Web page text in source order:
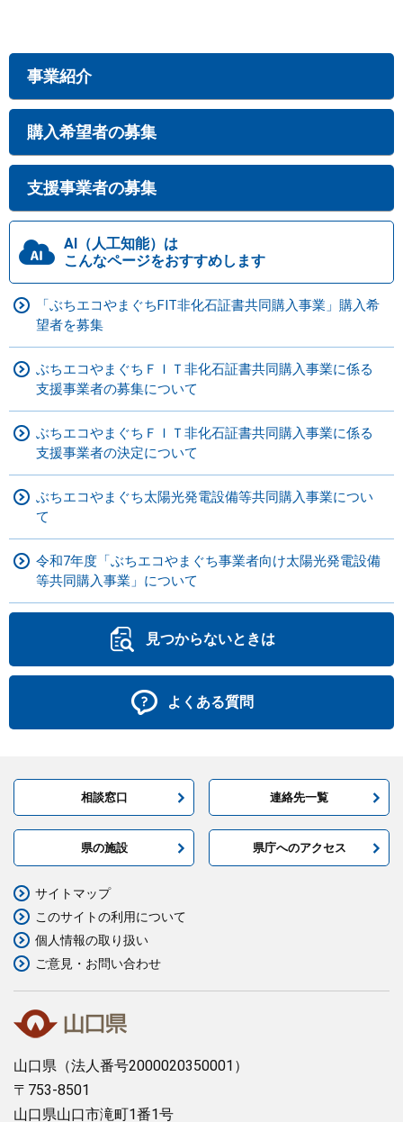
事業紹介
購入希望者の募集
支援事業者の募集
AI（人工知能）は
こんなページをおすすめします
「ぶちエコやまぐちFIT非化石証書共同購入事業」購入希
望者を募集
ぶちエコやまぐちＦＩＴ非化石証書共同購入事業に係る
支援事業者の募集について
ぶちエコやまぐちＦＩＴ非化石証書共同購入事業に係る
支援事業者の決定について
ぶちエコやまぐち太陽光発電設備等共同購入事業につい
て
令和7年度「ぶちエコやまぐち事業者向け太陽光発電設備
等共同購入事業」について
見つからないときは
よくある質問
相談窓口 連絡先一覧
県の施設 県庁へのアクセス
山口県 （法人番号2000020350001）
〒753-8501
山口県山口市滝町1番1号
サイトマップ
このサイトの利用について
個人情報の取り扱い
ご意見・お問い合わせ